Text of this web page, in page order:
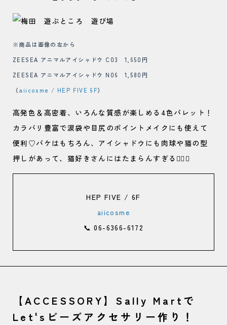
※商品は画像の左から
ZEESEA アニマルアイシャドウ C03 1,650円
ZEESEA アニマルアイシャドウ N06 1,580円
（aiicosme / HEP FIVE 6F）
高発色＆高密着、いろんな質感が楽しめる4色パレット！
カラバリ豊富で涙袋や目尻のポイントメイクにも使えて
便利♡パケはもちろん、アイシャドウにも肉球や猫の型
押しがあって、猫好きさんにはたまらんすぎる😮‍💨💘
HEP FIVE / 6F
aiicosme
📞 06-6366-6172
【ACCESSORY】Sally Martで
Let'sビーズアクセサリー作り！